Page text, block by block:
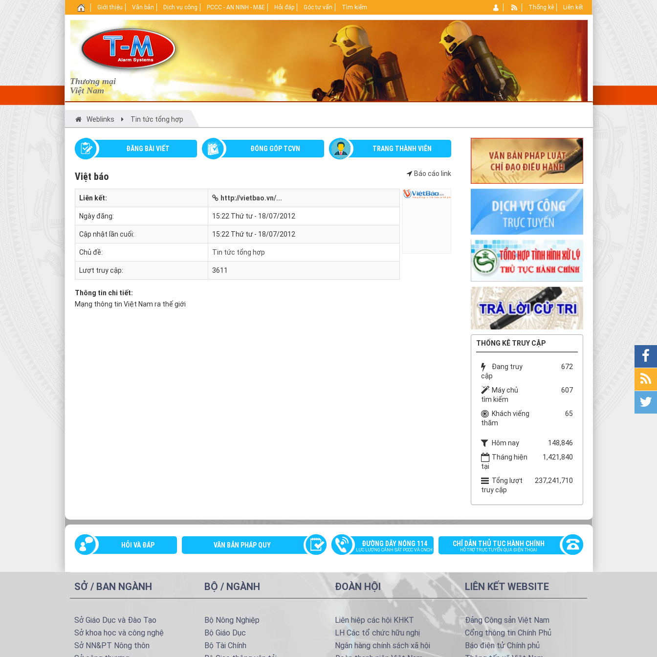
Thương mại
Việt Nam
. Giới thiệu Văn bản Dịch vụ công PCCC - AN NINH - M&E Hỏi đáp Góc tư vấn Tìm kiếm Thống kê Liên kết
Weblinks Tin tức tổng hợp
ĐĂNG BÀI VIẾT ĐÓNG GÓP TCVN TRANG THÀNH VIÊN
Báo cáo link
Việt báo
Liên kết: http://vietbao.vn/...
Ngày đăng: 15:22 Thứ tư - 18/07/2012
Cập nhật lần cuối: 15:22 Thứ tư - 18/07/2012
Chủ đề: Tin tức tổng hợp
Lượt truy cập: 3611
Thông tin chi tiết:
Mạng thông tin Việt Nam ra thế giới
THỐNG KÊ TRUY CẬP
Đang truy
cập
672
Máy chủ
tìm kiếm
607
Khách viếng
thăm
65
Hôm nay
148,846
Tháng hiện
tại
1,421,840
Tổng lượt
truy cập
237,241,710
HỎI VÀ ĐÁP VĂN BẢN PHÁP QUY ĐƯỜNG DÂY NÓNG 114
LỰC LƯỢNG CẢNH SÁT PCCC VÀ CNCH
CHỈ DẪN THỦ TỤC HÀNH CHÍNH
HỖ TRỢ TRỰC TUYẾN QUA ĐIỆN THOẠI
SỞ / BAN NGÀNH
Sở Giáo Dục và Đào Tạo
Sở khoa học và công nghệ
Sở NN&PT Nông thôn
BỘ / NGÀNH
Bộ Nông Nghiệp
Bộ Giáo Dục
Bộ Tài Chính
ĐOÀN HỘI
Liên hiệp các hội KHKT
LH Các tổ chức hữu nghị
Ngân hàng chính sách xã hội
LIÊN KẾT WEBSITE
Đảng Cộng sản Việt Nam
Cổng thông tin Chính Phủ
Báo điện tử Chính phủ